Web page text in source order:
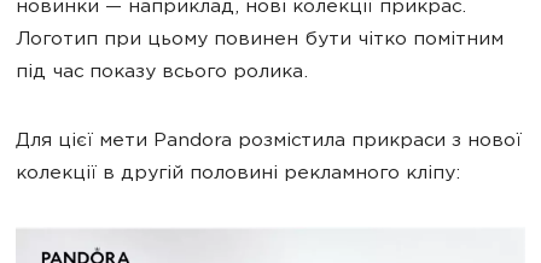
новинки — наприклад, нові колекції прикрас.
Логотип при цьому повинен бути чітко помітним
під час показу всього ролика.
Для цієї мети Pandora розмістила прикраси з нової
колекції в другій половині рекламного кліпу: